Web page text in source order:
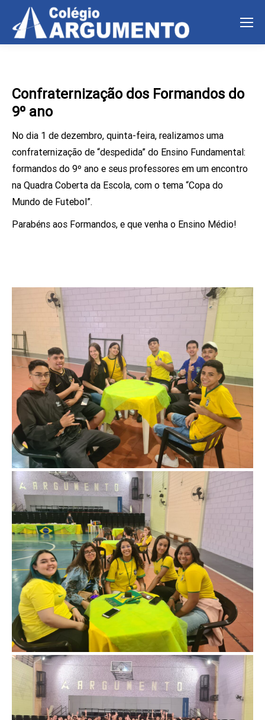
Confraternização dos Formandos do
9º ano
No dia 1 de dezembro, quinta-feira, realizamos uma
confraternização de “despedida” do Ensino Fundamental:
formandos do 9º ano e seus professores em um encontro
na Quadra Coberta da Escola, com o tema “Copa do
Mundo de Futebol”.
Parabéns aos Formandos, e que venha o Ensino Médio!